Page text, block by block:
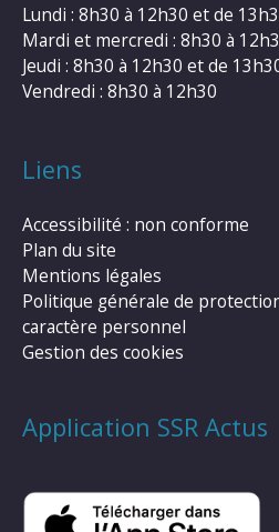
Lundi : 8h30 à 12h30 et de
Mardi et mercredi : 8h30 à
Jeudi : 8h30 à 12h30 et de
Vendredi : 8h30 à 12h30
Liens
Accessibilité : non conforme
Plan du site
Mentions légales
Politique générale de
caractère personnel
Gestion des cookies
Application SSR Actus